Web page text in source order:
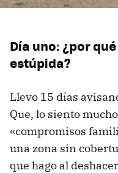
Día uno: ¿por
estúpida?
Llevo 15 días
Que, lo siento
«compromisos
una zona sin
que hago al